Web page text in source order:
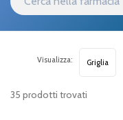
35 prodotti trovati
Visualizza: